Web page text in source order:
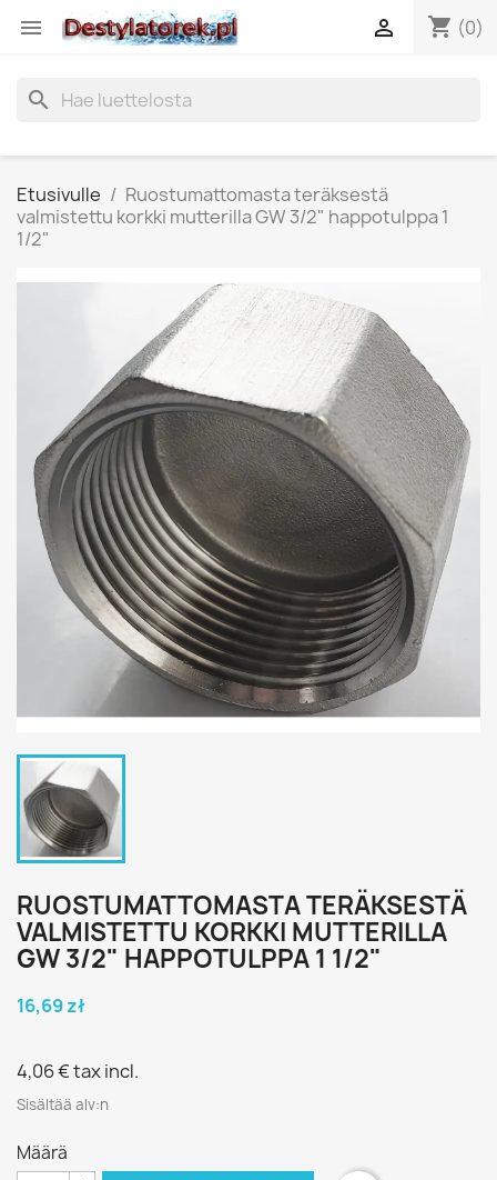
 shopping_cart (0)

search
Etusivulle
Ruostumattomasta teräksestä
valmistettu korkki mutterilla GW 3/2" happotulppa 1
1/2"
RUOSTUMATTOMASTA TERÄKSESTÄ
VALMISTETTU KORKKI MUTTERILLA
GW 3/2" HAPPOTULPPA 1 1/2"
16,69 zł
4,06 €tax incl.
Sisältää alv:n
Määrä